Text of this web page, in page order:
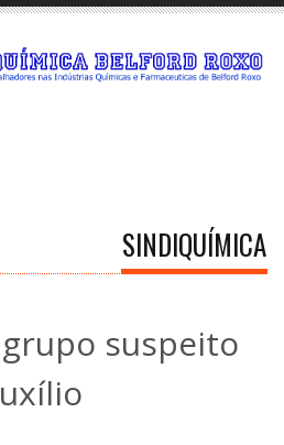
SINDIQUÍMICA
suspeito